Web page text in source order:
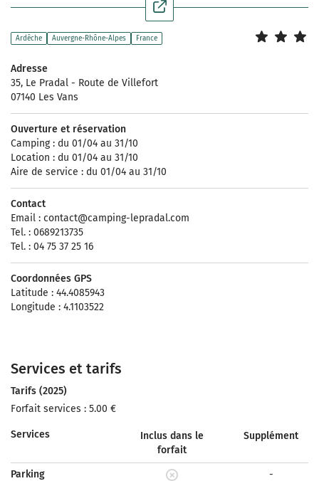
Ardêche Auvergne-Rhône-Alpes France
Adresse
35, Le Pradal - Route de Villefort
07140 Les Vans
Ouverture et réservation
Camping : du 01/04 au 31/10
Location : du 01/04 au 31/10
Aire de service : du 01/04 au 31/10
Contact
Email : contact@camping-lepradal.com
Tel. : 0689213735
Tel. : 04 75 37 25 16
Coordonnées GPS
Latitude : 44.4085943
Longitude : 4.1103522
Services et tarifs
Tarifs (2025)
Forfait services : 5.00 €
Services
Inclus dans le
forfait
Supplément
Parking
-